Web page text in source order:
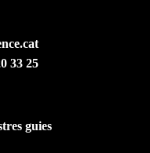
33 25
guies